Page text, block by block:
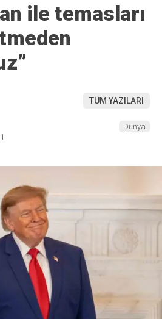
ile temasları
TÜM YAZILARI
Dünya